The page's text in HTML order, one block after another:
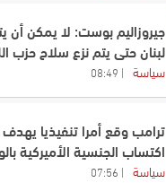
جيروزاليم بوست: لا يمكن أن
لبنان حتى يتم نزع سلاح حزب
سياسة 08:49
ترامب وقع أمرا تنفيذيا
اكتساب الجنسية الأميركية
سياسة 07:56